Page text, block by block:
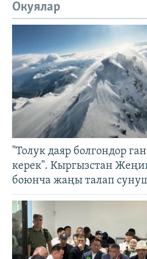
Окуялар
"Толук даяр болгондор
керек". Кыргызстан
боюнча жаңы талап